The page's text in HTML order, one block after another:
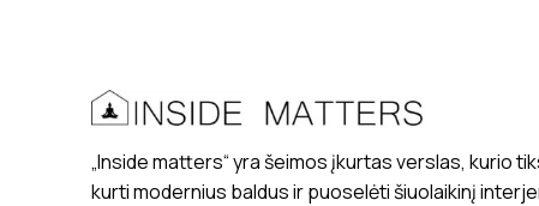
„Inside matters“ yra šeimos įkurtas verslas, kurio
kurti modernius baldus ir puoselėti šiuolaikinį